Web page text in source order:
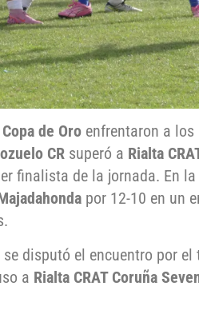
Copa de Oro enfrentaron a
CR superó a Rialta
finalista de la jornada. En
por 12-10 en un
disputó el encuentro por el
a Rialta CRAT Coruña